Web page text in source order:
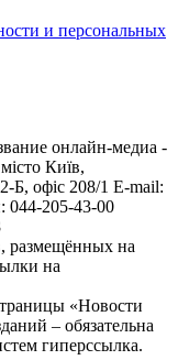
и персональных
онлайн-медиа -
Київ,
офіс 208/1 E-mail:
044-205-43-00
размещённых на
на
«Новости
– обязательна
гиперссылка.